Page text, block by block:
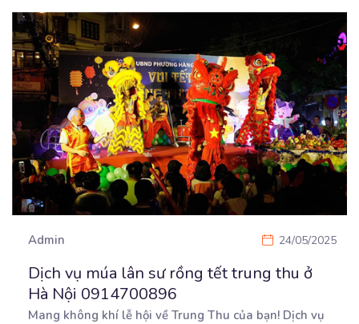
Admin 24/05/2025
Dịch vụ múa lân sư rồng tết trung thu ở
Hà Nội 0914700896
Mang không khí lễ hội về Trung Thu của bạn! Dịch vụ